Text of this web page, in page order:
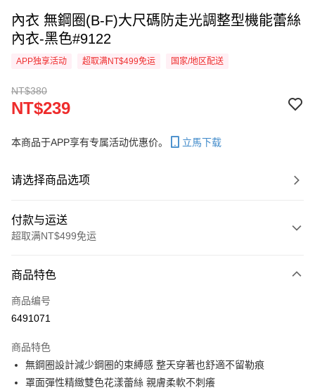
內衣 無鋼圈(B-F)大尺碼防走光調整型機能蕾絲
內衣-黑色#9122
APP独享活动 超取满NT$499免运 国家/地区配送
NT$380
NT$239
本商品于APP享有专属活动优惠价。 立馬下载
请选择商品选项
付款与运送
超取满NT$499免运
信用卡一次付款
超商取货付款
Apple Pay
街口支付
商品特色
商品编号
6491071
商品特色
無鋼圈設計減少鋼圈的束縛感 整天穿著也舒適不留勒痕
罩面彈性精緻雙色花漾蕾絲 親膚柔軟不刺癢